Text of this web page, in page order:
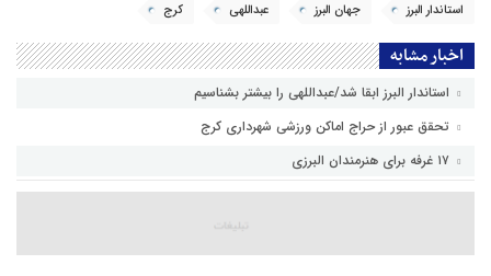
استاندار البرز جهان البرز عبداللهی کرج
اخبار مشابه
استاندار البرز ابقا شد/عبداللهی را بیشتر بشناسیم
تحقق عبور از حراج اماکن ورزشی شهرداری کرج